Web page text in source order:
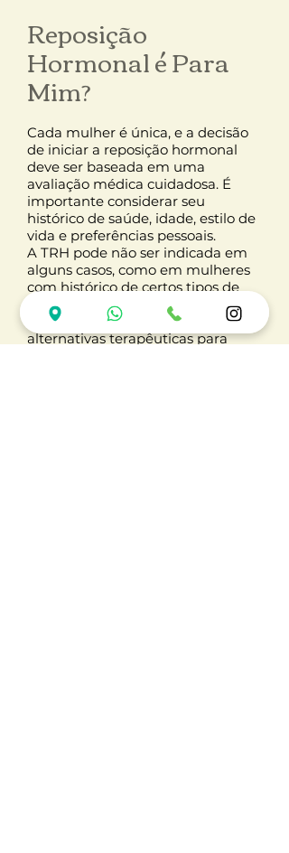
Reposição
Hormonal é Para
Mim?
Cada mulher é única, e a decisão
de iniciar a reposição hormonal
deve ser baseada em uma
avaliação médica cuidadosa. É
importante considerar seu
histórico de saúde, idade, estilo de
vida e preferências pessoais.
A TRH pode não ser indicada em
alguns casos, como em mulheres
com histórico de certos tipos de
câncer, doenças cardíacas ou
trombose. Felizmente, existem
alternativas terapêuticas para